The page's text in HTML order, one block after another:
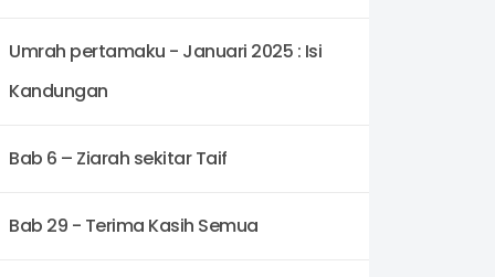
Umrah pertamaku - Januari 2025 : Isi
Kandungan
Bab 6 – Ziarah sekitar Taif
Bab 29 - Terima Kasih Semua